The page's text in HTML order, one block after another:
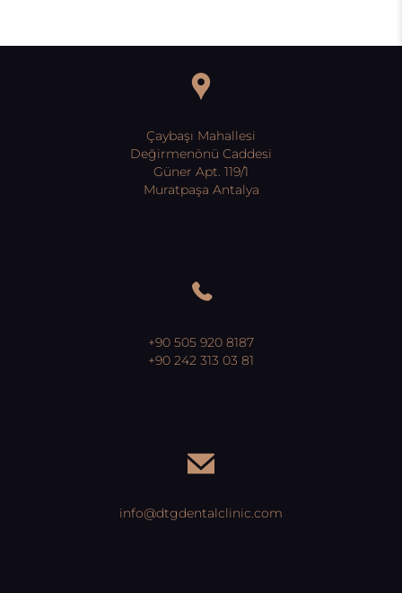
Çaybaşı Mahallesi
Değirmenönü Caddesi
Güner Apt. 119/1
Muratpaşa Antalya
+90 505 920 8187
+90 242 313 03 81
info@dtgdentalclinic.com